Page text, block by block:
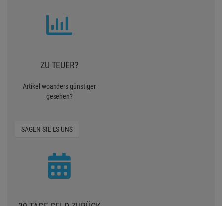
ZU TEUER?
Artikel woanders günstiger
gesehen?
SAGEN SIE ES UNS